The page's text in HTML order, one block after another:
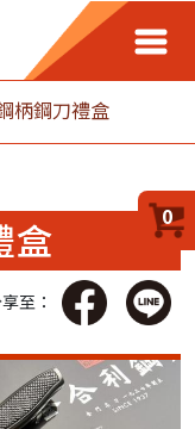
0
柄鋼刀禮盒
盒
至：